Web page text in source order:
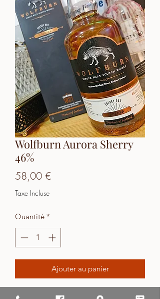
Wolfburn Aurora Sherry
46%
58,00 €Prix
Taxe Incluse
Quantité *
Ajouter au panier
Wolfburn Aurora Sherry 46%